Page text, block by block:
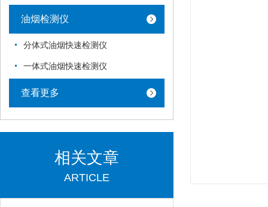
油烟检测仪
分体式油烟快速检测仪
一体式油烟快速检测仪
查看更多
相关文章
ARTICLE